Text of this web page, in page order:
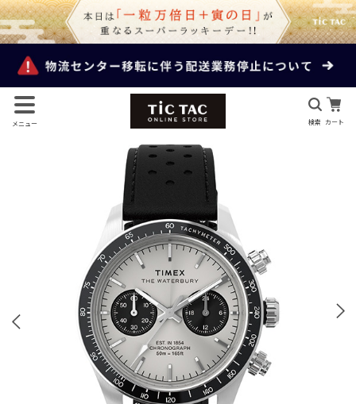
メニュー 検索 カート